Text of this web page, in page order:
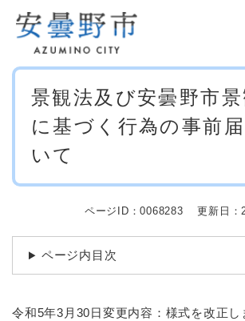
メニューを飛ばして本文へ
本
景観法及び安曇野市景
に基づく行為の事前
いて
ページID：0068283 更新日：
ページ内目次
令和5年3月30日変更内容：様式を改正し